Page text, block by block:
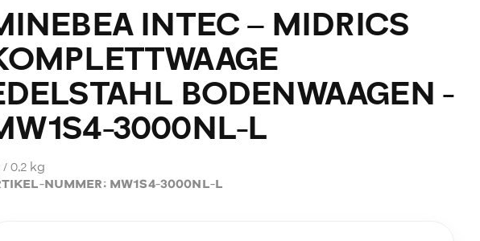
INTEC – MIDRICS
BODENWAAGEN -
3000NL-L
0,2 kg
NUMMER: MW1S4-3000NL-L